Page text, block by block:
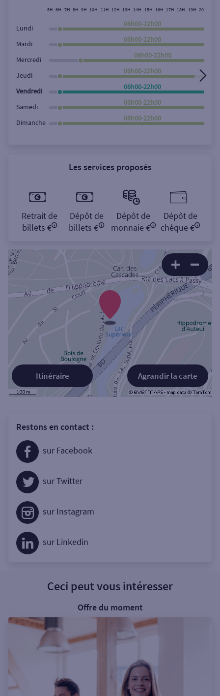
Rechercher
5H 6H 7H 8H 9H 10H 11H 12H 13H 14H 15H 16H 17H 18H 19H 20H
Lundi
06h00-22h00
Mardi
06h00-22h00
Mercredi
08h00-22h00
Jeudi
06h00-22h00
Vendredi
06h00-22h00
Samedi
06h00-22h00
Dimanche
06h00-22h00
Les services proposés
Retrait de
billets €
Dépôt de
billets €
Dépôt de
monnaie €
Dépôt de
chèque €
Agrandir la carte
Itinéraire
Restons en contact :
sur Facebook
sur Twitter
sur Instagram
sur Linkedin
Ceci peut vous intéresser
Offre du moment